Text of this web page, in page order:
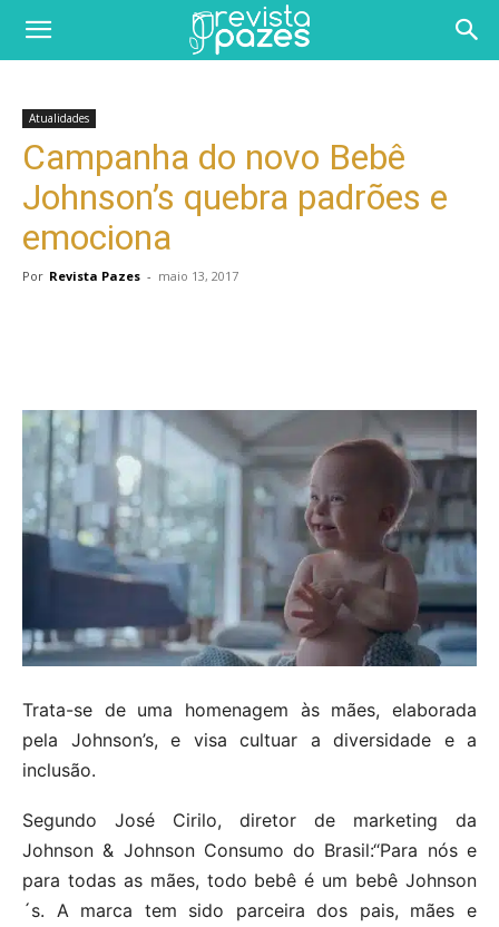
Atualidades
Campanha do novo Bebê
Johnson’s quebra padrões e
emociona
Por Revista Pazes - maio 13, 2017
Trata-se de uma homenagem às mães, elaborada
pela Johnson’s, e visa cultuar a diversidade e a
inclusão.
Segundo José Cirilo, diretor de marketing da
Johnson & Johnson Consumo do Brasil:“Para nós e
para todas as mães, todo bebê é um bebê Johnson
´s. A marca tem sido parceira dos pais, mães e